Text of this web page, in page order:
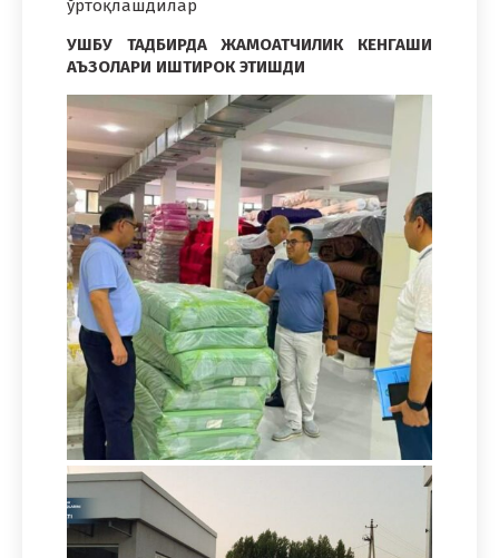
ўртоқлашдилар
УШБУ ТАДБИРДА ЖАМОАТЧИЛИК КЕНГАШИ
АЪЗОЛАРИ ИШТИРОК ЭТИШДИ